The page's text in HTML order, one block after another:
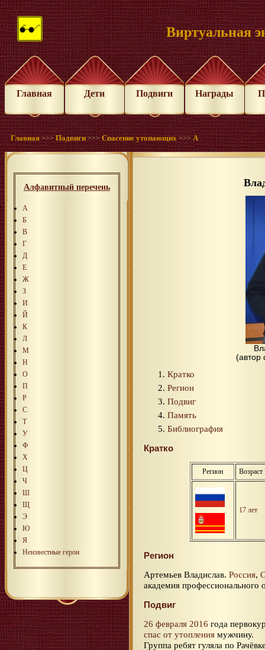
Виртуальная
Главная Дети Подвиги Награды
Главная >>>Подвиги >>>Спасение утопающих >>>А
Алфавитный перечень
А
Б
В
Г
Д
Е
Ж
З
И
Й
К
Л
М
Н
О
П
Р
С
Т
У
Ф
Х
Ц
Ч
Ш
Щ
Э
Ю
Я
Неизвестные герои
(автор
Кратко
Регион
Подвиг
Память
Библиография
Кратко
Регион Возраст
17 лет
Регион
Артемьев Владислав. Россия,
академия профессионального
Подвиг
26 февраля 2016 года
спас от утопления мужчину.
Группа ребят гуляла по